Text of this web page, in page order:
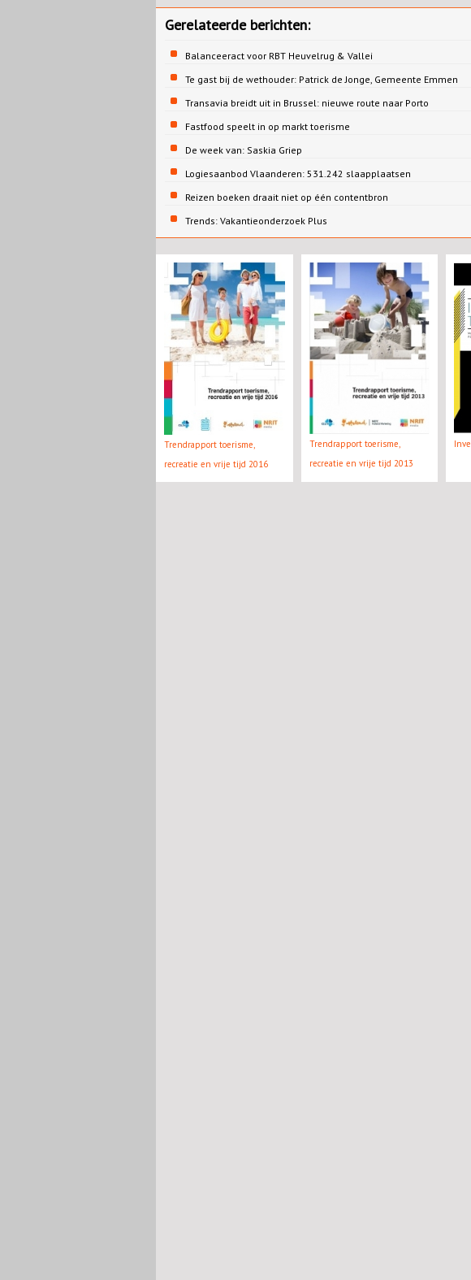
Gerelateerde berichten:
Balanceeract voor RBT Heuvelrug & Vallei
Te gast bij de wethouder: Patrick de Jonge, Gemeente Emmen
Transavia breidt uit in Brussel: nieuwe route naar Porto
Fastfood speelt in op markt toerisme
De week van: Saskia Griep
Logiesaanbod Vlaanderen: 531.242 slaapplaatsen
Reizen boeken draait niet op één contentbron
Trends: Vakantieonderzoek Plus
Trendrapport toerisme,
recreatie en vrije tijd 2016
Trendrapport toerisme,
recreatie en vrije tijd 2013